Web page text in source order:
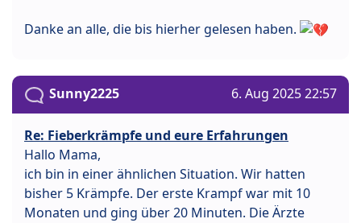
Danke an alle, die bis hierher gelesen haben.
Sunny2225 6. Aug 2025 22:57
Re: Fieberkrämpfe und eure Erfahrungen
Hallo Mama,
ich bin in einer ähnlichen Situation. Wir hatten
bisher 5 Krämpfe. Der erste Krampf war mit 10
Monaten und ging über 20 Minuten. Die Ärzte